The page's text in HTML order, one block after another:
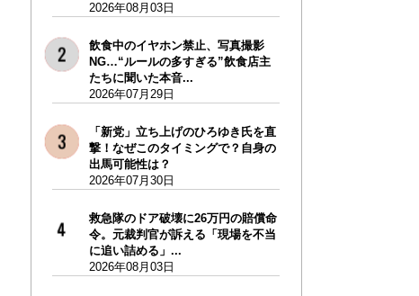
2026年08月03日
飲食中のイヤホン禁止、写真撮影
NG…“ルールの多すぎる”飲食店主
たちに聞いた本音...
2026年07月29日
「新党」立ち上げのひろゆき氏を直
撃！なぜこのタイミングで？自身の
出馬可能性は？
2026年07月30日
救急隊のドア破壊に26万円の賠償命
令。元裁判官が訴える「現場を不当
に追い詰める」...
2026年08月03日